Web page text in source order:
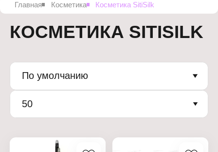
Главная Косметика Косметика SitiSilk
КОСМЕТИКА SITISILK
По умолчанию
50